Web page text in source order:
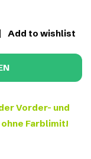
Add to wishlist
Vorder- und
Farblimit!